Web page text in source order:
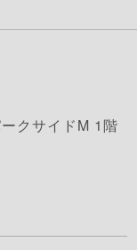
クサイドM 1階